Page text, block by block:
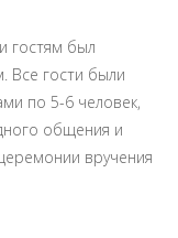
гостям был
Все гости были
по 5-6 человек,
общения и
вручения